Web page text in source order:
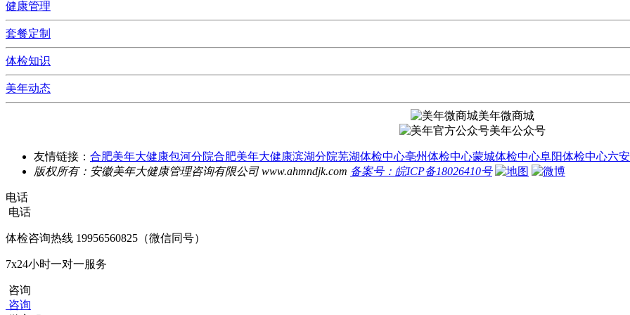
健康管理
套餐定制
体检知识
美年动态
美年微商城
美年公众号
友情链接： 合肥美年大健康包河分院合肥美年大健康滨湖分院芜湖体检中心亳州体检中心蒙城体检中心阜阳体检中心六
版权所有：安徽美年大健康管理咨询有限公司 www.ahmndjk.com 备案号：皖ICP备18026410号
电话
电话
体检咨询热线 19956560825（微信同号）
7x24小时一对一服务
咨询
咨询